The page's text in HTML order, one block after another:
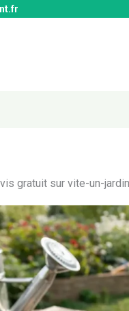
gratuit sur vite-un-